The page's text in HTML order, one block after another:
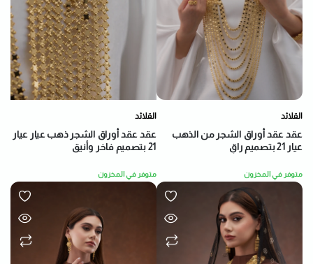
القلائد
عقد عقد أوراق الشجر ذهب عيار عيار
21 بتصميم فاخر وأنيق
متوفر في المخزون
القلائد
عقد عقد أوراق الشجر من الذهب
عيار 21 بتصميم راقٍ
متوفر في المخزون